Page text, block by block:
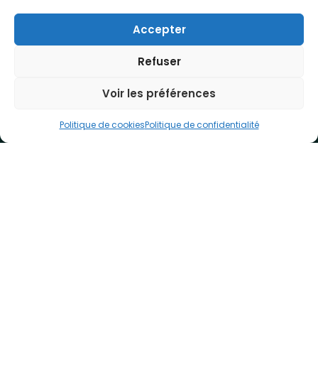
Accepter
Refuser
Voir les préférences
Politique de cookiesPolitique de confidentialité
examens